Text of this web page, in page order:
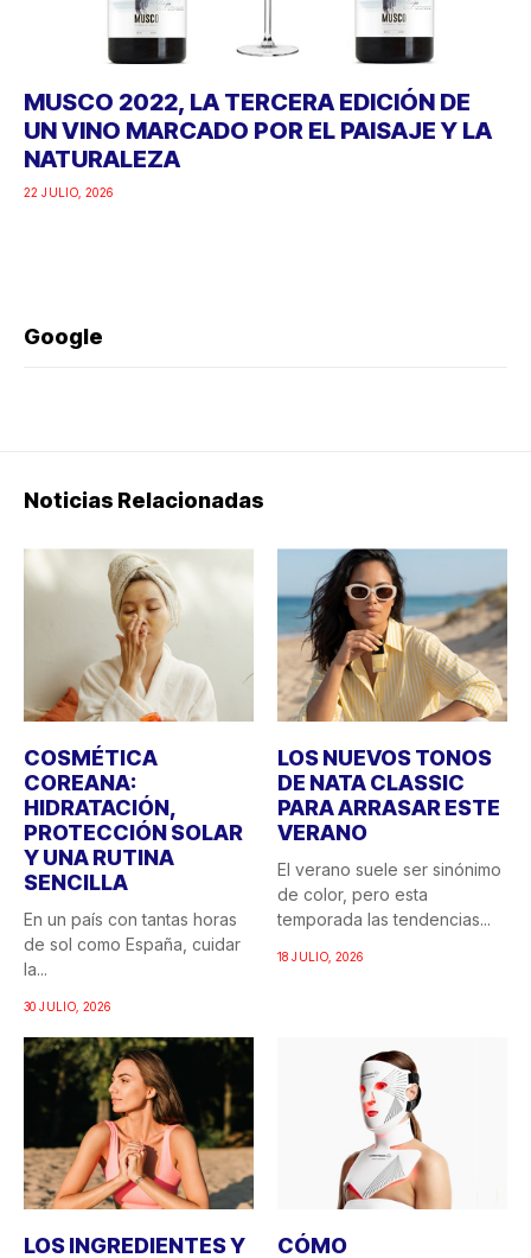
MUSCO 2022, LA TERCERA EDICIÓN DE
UN VINO MARCADO POR EL PAISAJE Y LA
NATURALEZA
22 JULIO, 2026
Google
Noticias Relacionadas
COSMÉTICA
COREANA:
HIDRATACIÓN,
PROTECCIÓN SOLAR
Y UNA RUTINA
SENCILLA
En un país con tantas horas
de sol como España, cuidar
la...
30 JULIO, 2026
LOS NUEVOS TONOS
DE NATA CLASSIC
PARA ARRASAR ESTE
VERANO
El verano suele ser sinónimo
de color, pero esta
temporada las tendencias...
18 JULIO, 2026
LOS INGREDIENTES Y CÓMO